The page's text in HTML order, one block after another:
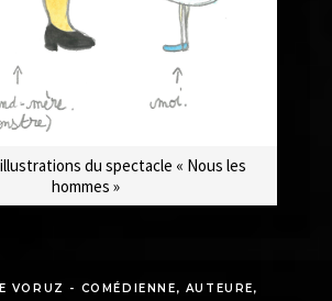
du spectacle « Nous les
hommes »
VORUZ - COMÉDIENNE, AUTEURE,